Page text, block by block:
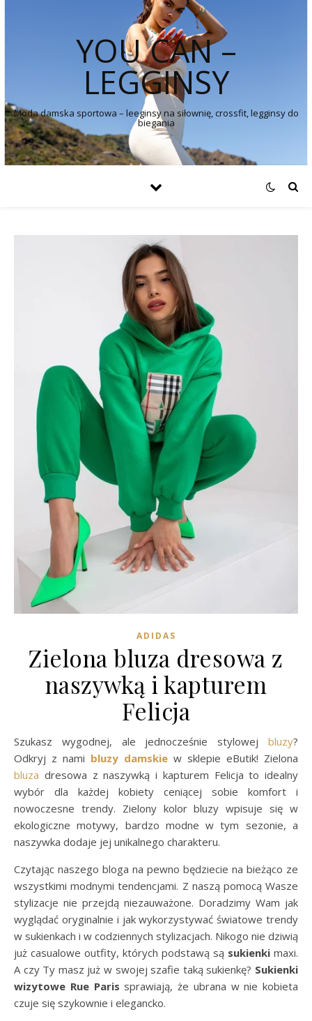
YOU CAN –
LEGGINSY
Moda damska sportowa – leeginsy na siłownię, crossfit, legginsy do
biegania
ADIDAS
Zielona bluza dresowa z
naszywką i kapturem
Felicja
Szukasz wygodnej, ale jednocześnie stylowej bluzy?
Odkryj z nami bluzy damskie w sklepie eButik! Zielona
bluza dresowa z naszywką i kapturem Felicja to idealny
wybór dla każdej kobiety ceniącej sobie komfort i
nowoczesne trendy. Zielony kolor bluzy wpisuje się w
ekologiczne motywy, bardzo modne w tym sezonie, a
naszywka dodaje jej unikalnego charakteru.
Czytając naszego bloga na pewno będziecie na bieżąco ze
wszystkimi modnymi tendencjami. Z naszą pomocą Wasze
stylizacje nie przejdą niezauważone. Doradzimy Wam jak
wyglądać oryginalnie i jak wykorzystywać światowe trendy
w sukienkach i w codziennych stylizacjach. Nikogo nie dziwią
już casualowe outfity, których podstawą są sukienki maxi.
A czy Ty masz już w swojej szafie taką sukienkę? Sukienki
wizytowe Rue Paris sprawiają, że ubrana w nie kobieta
czuje się szykownie i elegancko.